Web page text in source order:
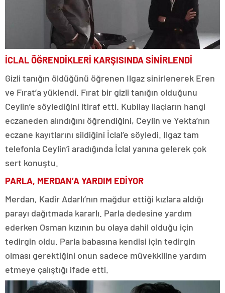
İCLAL ÖĞRENDİKLERİ KARŞISINDA SİNİRLENDİ
Gizli tanığın öldüğünü öğrenen Ilgaz sinirlenerek Eren
ve Fırat’a yüklendi. Fırat bir gizli tanığın olduğunu
Ceylin’e söylediğini itiraf etti. Kubilay ilaçların hangi
eczaneden alındığını öğrendiğini, Ceylin ve Yekta’nın
eczane kayıtlarını sildiğini İclal’e söyledi. Ilgaz tam
telefonla Ceylin’i aradığında İclal yanına gelerek çok
sert konuştu.
PARLA, MERDAN’A YARDIM EDİYOR
Merdan, Kadir Adarlı’nın mağdur ettiği kızlara aldığı
parayı dağıtmada kararlı. Parla dedesine yardım
ederken Osman kızının bu olaya dahil olduğu için
tedirgin oldu. Parla babasına kendisi için tedirgin
olması gerektiğini onun sadece müvekkiline yardım
etmeye çalıştığı ifade etti.